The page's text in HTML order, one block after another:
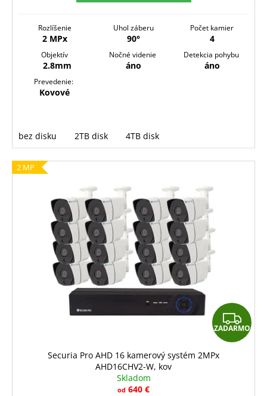
Rozlíšenie
2 MPx
Uhol záberu
90°
Počet kamier
4
Objektív
2.8mm
Nočné videnie
áno
Detekcia pohybu
áno
Prevedenie:
Kovové
bez disku 2TB disk 4TB disk
2 MP
Z
A
ZADARMO
Securia Pro AHD 16 kamerový systém 2MPx
AHD16CHV2-W, kov
Skladom
od 640 €